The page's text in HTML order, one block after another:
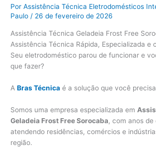
PorAssistência Técnica Eletrodomésticos
Paulo / 26 de fevereiro de 2026
Assistência Técnica Geladeia Frost Free
Assistência Técnica Rápida, Especializada e
Seu eletrodoméstico parou de funcionar e
que fazer?
ABras Técnica é a solução que você
Somos uma empresa especializada em
Geladeia Frost Free Sorocaba, com anos de
atendendo residências, comércios e
região.